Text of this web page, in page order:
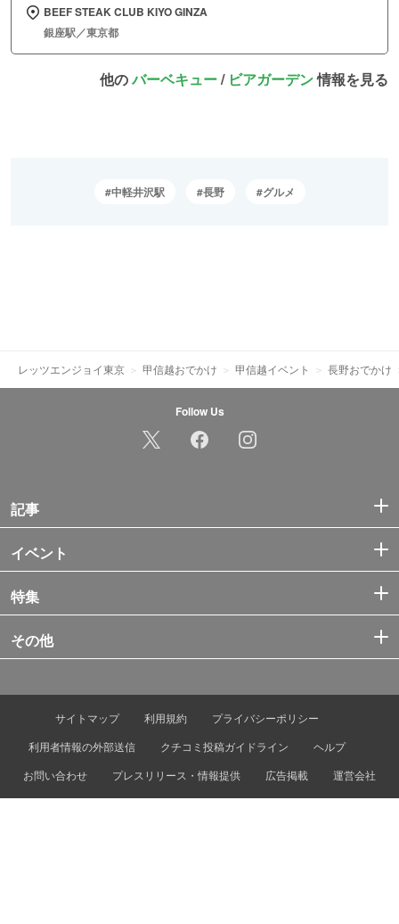
BEEF STEAK CLUB KIYO GINZA
銀座駅／東京都
他のバーベキュー/ ビアガーデン情報を見る
中軽井沢駅 長野 グルメ
レッツエンジョイ東京 甲信越おでかけ 甲信越イベント 長野おでかけ
Follow Us
記事
イベント
特集
その他
サイトマップ 利用規約
プライバシーポリシー
利用者情報の外部送信
クチコミ投稿ガイドライン
ヘルプ
お問い合わせ
プレスリリース・情報提供 広告掲載 運営会社